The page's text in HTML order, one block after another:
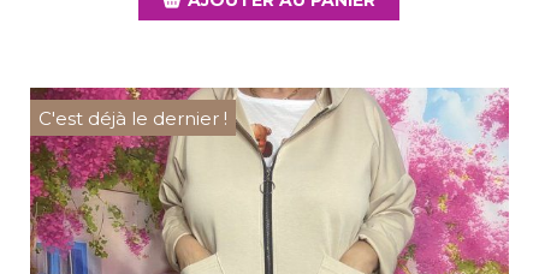
C'est déjà le dernier !